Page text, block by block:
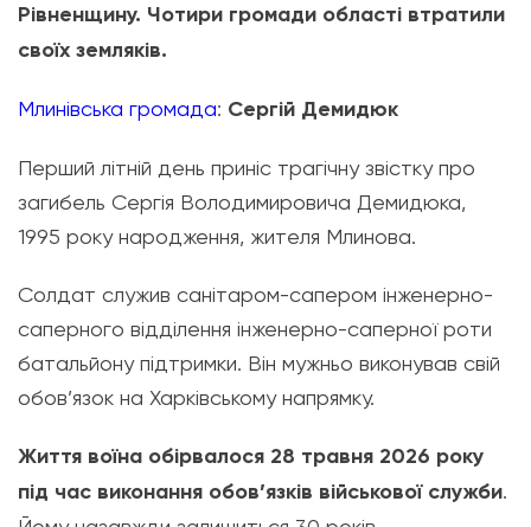
Рівненщину. Чотири громади області втратили
своїх земляків.
Млинівська громада: Сергій Демидюк
Перший літній день приніс трагічну звістку про
загибель Сергія Володимировича Демидюка,
1995 року народження, жителя Млинова.
Солдат служив санітаром-сапером інженерно-
саперного відділення інженерно-саперної роти
батальйону підтримки. Він мужньо виконував свій
обов’язок на Харківському напрямку.
Життя воїна обірвалося 28 травня 2026 року
під час виконання обов’язків військової служби.